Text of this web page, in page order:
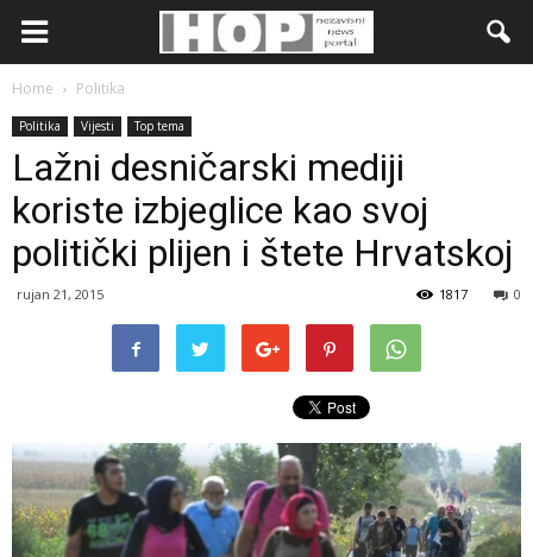
Home Politika
Politika Vijesti Top tema
Lažni desničarski mediji
koriste izbjeglice kao svoj
politički plijen i štete Hrvatskoj
rujan 21, 2015 0
1817